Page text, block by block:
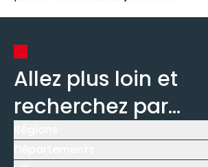
Allez plus loin et
recherchez par...